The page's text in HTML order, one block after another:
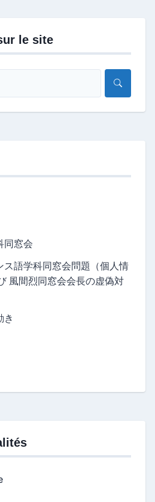
le site
同窓会
ス語学科同窓会問題（個人情
風間烈同窓会会長の虚偽対
き